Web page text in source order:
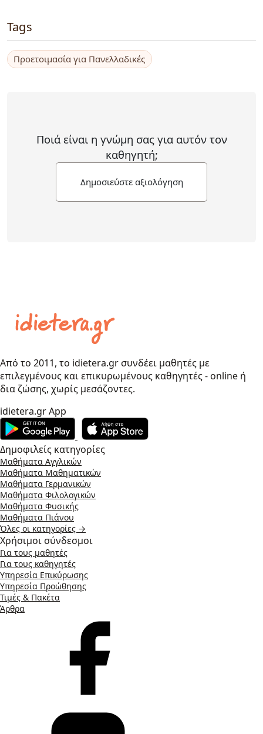
Tags
Προετοιμασία για Πανελλαδικές
Ποιά είναι η γνώμη σας για αυτόν τον
καθηγητή;
Δημοσιεύστε αξιολόγηση
Από το 2011, το idietera.gr συνδέει μαθητές με
επιλεγμένους και επικυρωμένους καθηγητές - online ή
δια ζώσης, χωρίς μεσάζοντες.
idietera.gr App
Δημοφιλείς κατηγορίες
Μαθήματα Αγγλικών
Μαθήματα Μαθηματικών
Μαθήματα Γερμανικών
Μαθήματα Φιλολογικών
Μαθήματα Φυσικής
Μαθήματα Πιάνου
Όλες οι κατηγορίες →
Χρήσιμοι σύνδεσμοι
Για τους μαθητές
Για τους καθηγητές
Υπηρεσία Επικύρωσης
Υπηρεσία Προώθησης
Τιμές & Πακέτα
Άρθρα